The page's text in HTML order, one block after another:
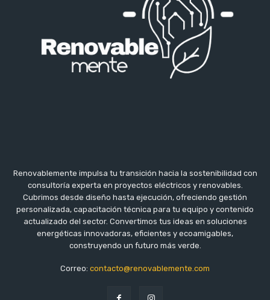
Renovablemente impulsa tu transición hacia la sostenibilidad con
consultoría experta en proyectos eléctricos y renovables.
Cubrimos desde diseño hasta ejecución, ofreciendo gestión
personalizada, capacitación técnica para tu equipo y contenido
actualizado del sector. Convertimos tus ideas en soluciones
energéticas innovadoras, eficientes y ecoamigables,
construyendo un futuro más verde.
Correo: contacto@renovablemente.com